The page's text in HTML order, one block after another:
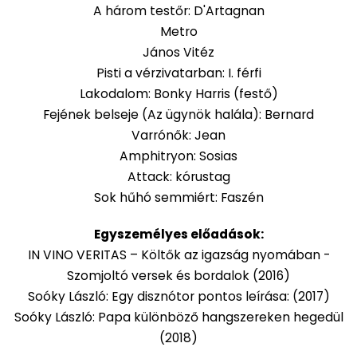
A három testőr: D'Artagnan
Metro
János Vitéz
Pisti a vérzivatarban: I. férfi
Lakodalom: Bonky Harris (festő)
Fejének belseje (Az ügynök halála): Bernard
Varrónők: Jean
Amphitryon: Sosias
Attack: kórustag
Sok hűhó semmiért: Faszén
Egyszemélyes előadások:
IN VINO VERITAS – Költők az igazság nyomában -
Szomjoltó versek és bordalok (2016)
Soóky László: Egy disznótor pontos leírása: (2017)
Soóky László: Papa különböző hangszereken hegedül
(2018)